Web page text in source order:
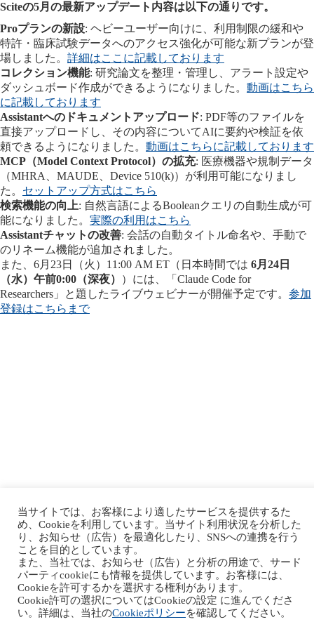
Sciteの5月の最新アップデート内容は以下の通りです。
Proプランの新設: ヘビーユーザー向けに、利用制限の緩和や
特許・臨床試験データへのアクセス強化が可能な新プランが登
場しました。 詳細はここに記載しております
コレクション機能: 研究論文を整理・管理し、アラート設定や
ダッシュボード作成ができるようになりました。 動画はこちら
に記載しております
Assistantへのドキュメントアップロード: PDF等のファイルを
直接アップロードし、その内容についてAIに要約や検証を依
頼できるようになりました。 動画はこちらに記載しております
MCP（Model Context Protocol）の拡充: 医療機器や規制データ
（MHRA、MAUDE、Device 510(k)）が利用可能になりまし
た。 セットアップ方式はこちら
検索機能の向上: 自然言語によるBooleanクエリの自動生成が可
能になりました。 実際の利用はこちら
Assistantチャットの改善: 会話の自動タイトル命名や、手動で
のリネーム機能が追加されました。
また、6月23日（火）11:00 AM ET（日本時間では 6月24日
（水）午前0:00（深夜）
）には、「Claude Code for
Researchers」と題したライブウェビナーが開催予定です。 参加
登録はこちらまで
当サイトでは、お客様により適したサービスを提供するた
め、Cookieを利用しています。当サイト利用状況を分析した
り、お知らせ（広告）を最適化したり、SNSへの連携を行う
ことを目的としています。
また、当社では、お知らせ（広告）と分析の用途で、サード
パーティcookieにも情報を提供しています。お客様には、
Cookieを許可するかを選択する権利があります。
Cookie許可の選択についてはCookieの設定 に進んでくださ
い。詳細は、当社のCookieポリシーを確認してください。